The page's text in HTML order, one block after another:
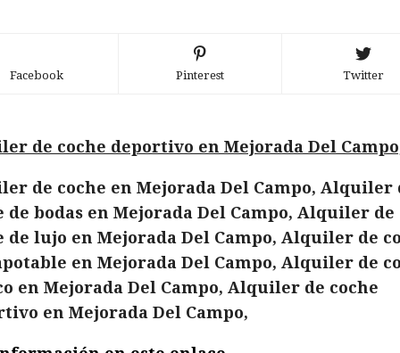
Facebook Pinterest Twitter
de coche deportivo en Mejorada Del
de coche en Mejorada Del Campo, Alquiler
de bodas en Mejorada Del Campo, Alquiler de
de lujo en Mejorada Del Campo, Alquiler de
en Mejorada Del Campo, Alquiler de
en Mejorada Del Campo, Alquiler de coche
en Mejorada Del Campo,